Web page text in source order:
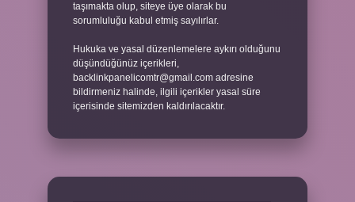
taşımakta olup, siteye üye olarak bu
sorumluluğu kabul etmiş sayılırlar.
Hukuka ve yasal düzenlemelere aykırı olduğunu
düşündüğünüz içerikleri,
backlinkpanelicomtr@gmail.com adresine
bildirmeniz halinde, ilgili içerikler yasal süre
içerisinde sitemizden kaldırılacaktır.